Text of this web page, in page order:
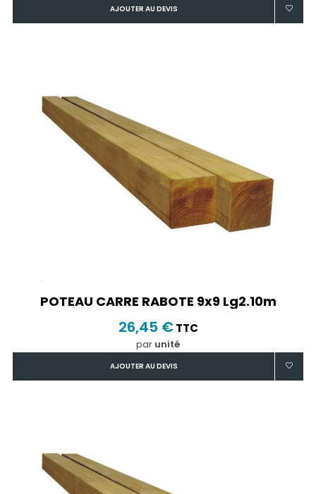
AJOUTER AU DEVIS
POTEAU CARRE RABOTE 9x9 Lg2.10m
26,45 € TTC
par unité
AJOUTER AU DEVIS